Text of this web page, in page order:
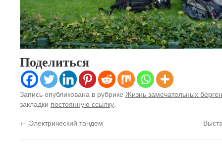
Поделиться
Запись опубликована в рубрике Жизнь замечательных
закладки постоянную ссылку.
← Электрический тандем